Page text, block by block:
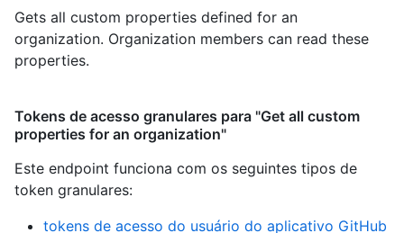
Gets all custom properties defined for an
organization. Organization members can read these
properties.
Tokens de acesso granulares para "Get all custom
properties for an organization"
Este endpoint funciona com os seguintes tipos de
token granulares:
tokens de acesso do usuário do aplicativo GitHub